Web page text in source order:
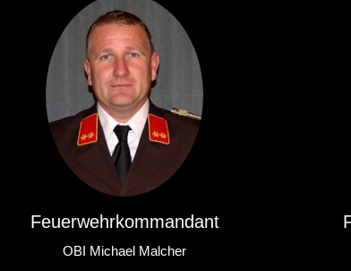
Feuerwehrkommandant
OBI Michael Malcher